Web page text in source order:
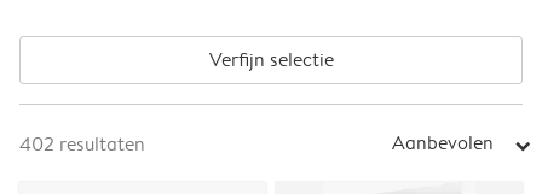
Verfijn selectie
402 resultaten Aanbevolen arrow_right